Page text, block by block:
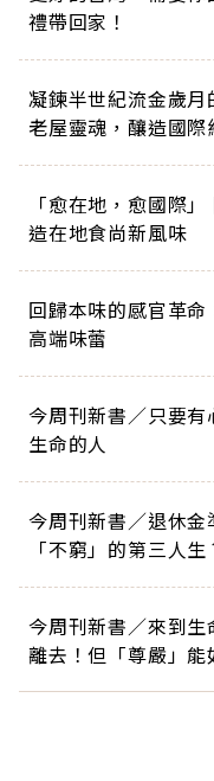
禮帶回家！
凝鍊半世紀流金歲
老屋靈魂，釀造國際
「愈在地，愈國際
造在地食尚新風味
回歸本味的感官革
高端味蕾
今周刊新書／只要
生命的人
今周刊新書／退休
「不窮」的第三人生
今周刊新書／來到
離去！但「尊嚴」能